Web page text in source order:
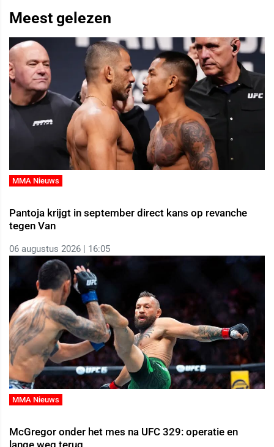
Meest gelezen
MMA Nieuws
Pantoja krijgt in september direct kans op revanche
tegen Van
06 augustus 2026 | 16:05
MMA Nieuws
McGregor onder het mes na UFC 329: operatie en
lange weg terug